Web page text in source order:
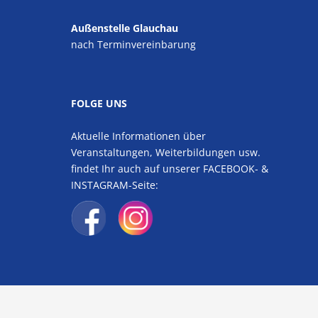
Außenstelle Glauchau
nach Terminvereinbarung
FOLGE UNS
Aktuelle Informationen über
Veranstaltungen, Weiterbildungen usw.
findet Ihr auch auf unserer FACEBOOK- &
INSTAGRAM-Seite: